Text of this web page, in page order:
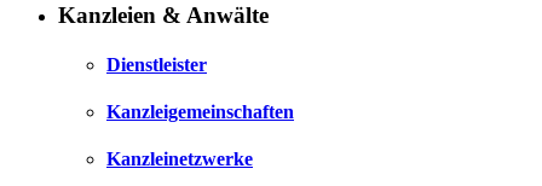
Kanzleien & Anwälte
Dienstleister
Kanzleigemeinschaften
Kanzleinetzwerke